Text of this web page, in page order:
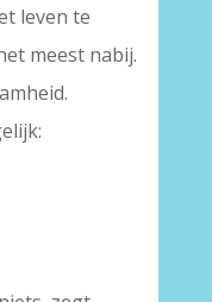
leven te
meest nabij.